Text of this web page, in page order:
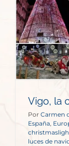
Vigo, la
Por Carmen
España,
luces de